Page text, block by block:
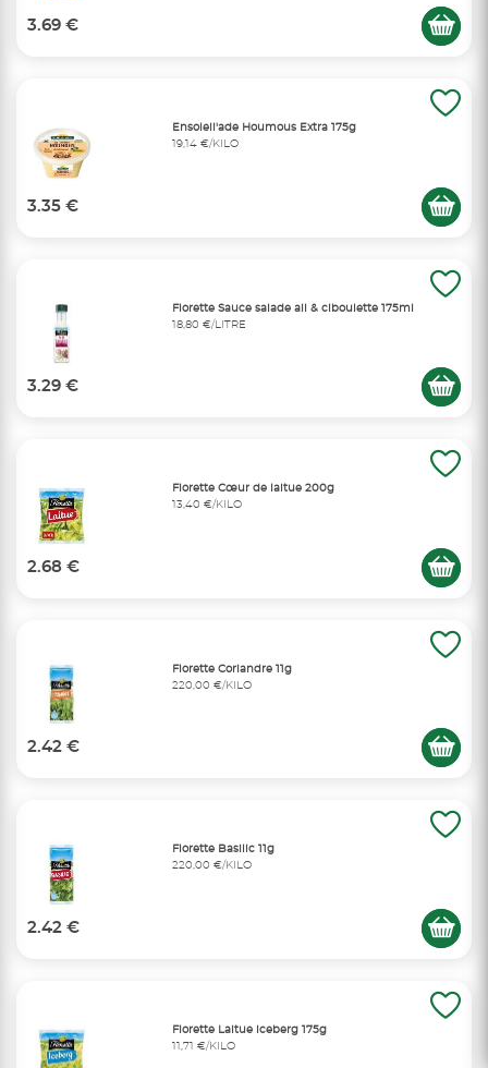
3.69 €
Ensoleil'ade Houmous Extra 175g
19,14 €/KILO
3.35 €
Florette Sauce salade ail & ciboulette 175ml
18,80 €/LITRE
3.29 €
Florette Cœur de laitue 200g
13,40 €/KILO
2.68 €
Florette Coriandre 11g
220,00 €/KILO
2.42 €
Florette Basilic 11g
220,00 €/KILO
2.42 €
Florette Laitue iceberg 175g
11,71 €/KILO